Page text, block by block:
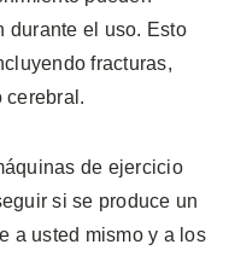
durante el uso. Esto
fracturas,
cerebral.
de ejercicio
si se produce un
a usted mismo y a los